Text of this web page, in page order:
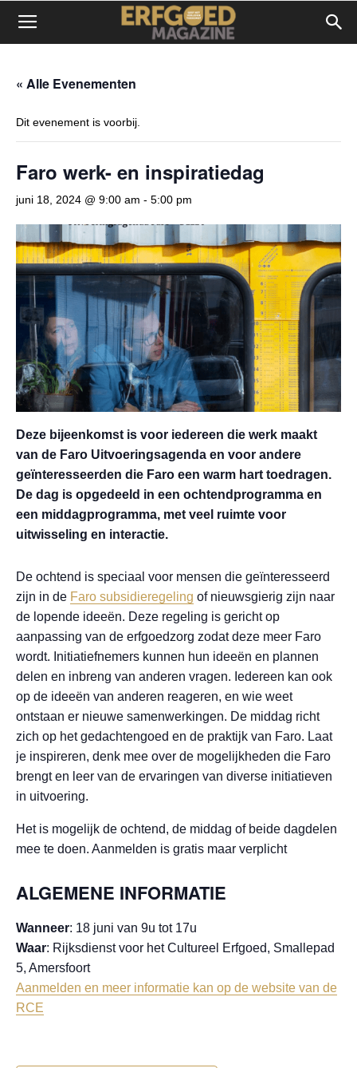
« Alle Evenementen
Dit evenement is voorbij.
Faro werk- en inspiratiedag
juni 18, 2024 @ 9:00 am - 5:00 pm
Deze bijeenkomst is voor iedereen die werk maakt
van de Faro Uitvoeringsagenda en voor andere
geïnteresseerden die Faro een warm hart toedragen.
De dag is opgedeeld in een ochtendprogramma en
een middagprogramma, met veel ruimte voor
uitwisseling en interactie.
De ochtend is speciaal voor mensen die geïnteresseerd
zijn in de Faro subsidieregeling of nieuwsgierig zijn naar
de lopende ideeën. Deze regeling is gericht op
aanpassing van de erfgoedzorg zodat deze meer Faro
wordt. Initiatiefnemers kunnen hun ideeën en plannen
delen en inbreng van anderen vragen. Iedereen kan ook
op de ideeën van anderen reageren, en wie weet
ontstaan er nieuwe samenwerkingen. De middag richt
zich op het gedachtengoed en de praktijk van Faro. Laat
je inspireren, denk mee over de mogelijkheden die Faro
brengt en leer van de ervaringen van diverse initiatieven
in uitvoering.
Het is mogelijk de ochtend, de middag of beide dagdelen
mee te doen. Aanmelden is gratis maar verplicht
ALGEMENE INFORMATIE
Wanneer: 18 juni van 9u tot 17u
Waar: Rijksdienst voor het Cultureel Erfgoed, Smallepad
5, Amersfoort
Aanmelden en meer informatie kan op de website van de
RCE